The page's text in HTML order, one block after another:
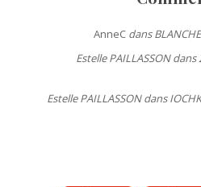
AnneC dans
Estelle PAILLASSONdans
Estelle PAILLASSONdans